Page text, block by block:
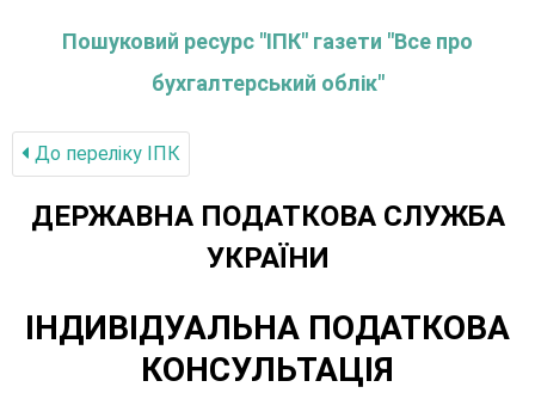
Пошуковий ресурс "ІПК" газети "Все про
бухгалтерський облік"
До переліку IПК
ДЕРЖАВНА ПОДАТКОВА СЛУЖБА
УКРАЇНИ
ІНДИВІДУАЛЬНА ПОДАТКОВА
КОНСУЛЬТАЦІЯ